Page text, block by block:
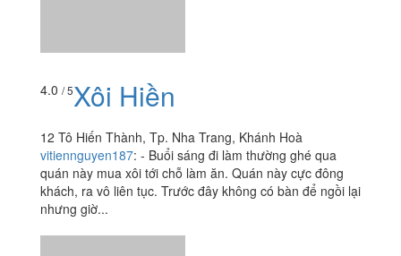
4.0 / 5Xôi Hiền
12 Tô Hiến Thành, Tp. Nha Trang, Khánh Hoà
vitiennguyen187: - Buổi sáng đi làm thường ghé qua
quán này mua xôi tới chỗ làm ăn. Quán này cực đông
khách, ra vô liên tục. Trước đây không có bàn để ngồi lại
nhưng giờ...